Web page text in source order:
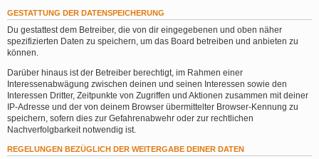
GESTATTUNG DER DATENSPEICHERUNG
Du gestattest dem Betreiber, die von dir eingegebenen und oben näher
spezifizierten Daten zu speichern, um das Board betreiben und anbieten zu
können.
Darüber hinaus ist der Betreiber berechtigt, im Rahmen einer
Interessenabwägung zwischen deinen und seinen Interessen sowie den
Interessen Dritter, Zeitpunkte von Zugriffen und Aktionen zusammen mit deiner
IP-Adresse und der von deinem Browser übermittelter Browser-Kennung zu
speichern, sofern dies zur Gefahrenabwehr oder zur rechtlichen
Nachverfolgbarkeit notwendig ist.
REGELUNGEN BEZÜGLICH DER WEITERGABE DEINER DATEN